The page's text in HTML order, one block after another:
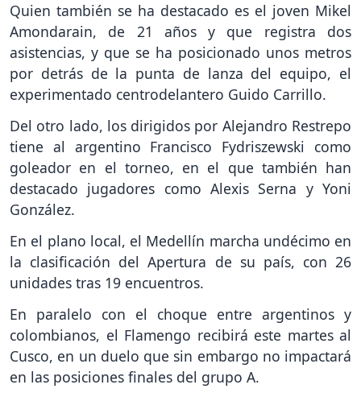
Quien también se ha destacado es el joven Mikel
Amondarain, de 21 años y que registra dos
asistencias, y que se ha posicionado unos metros
por detrás de la punta de lanza del equipo, el
experimentado centrodelantero Guido Carrillo.
Del otro lado, los dirigidos por Alejandro Restrepo
tiene al argentino Francisco Fydriszewski como
goleador en el torneo, en el que también han
destacado jugadores como Alexis Serna y Yoni
González.
En el plano local, el Medellín marcha undécimo en
la clasificación del Apertura de su país, con 26
unidades tras 19 encuentros.
En paralelo con el choque entre argentinos y
colombianos, el Flamengo recibirá este martes al
Cusco, en un duelo que sin embargo no impactará
en las posiciones finales del grupo A.